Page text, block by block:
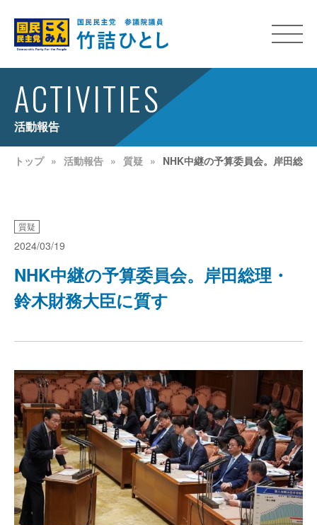
ACTIVITIES
活動報告
トップ 活動報告 質疑 NHK中継の予算委員会。岸田総
質疑
2024/03/19
NHK中継の予算委員会。岸田総理・
鈴木財務大臣に質す